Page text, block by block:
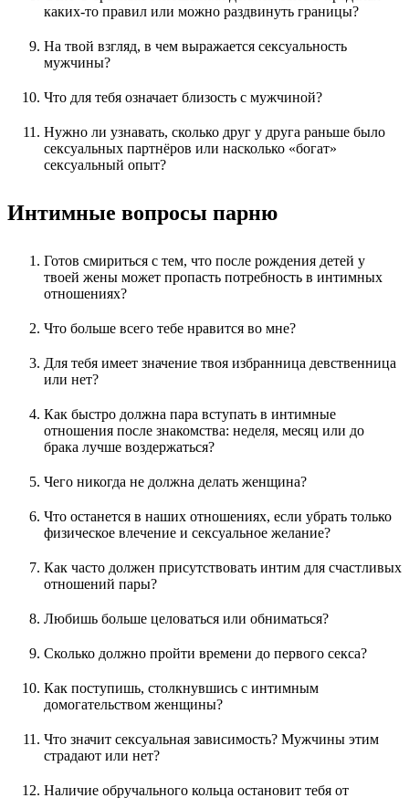
каких-то правил или можно раздвинуть границы?
На твой взгляд, в чем выражается сексуальность
мужчины?
Что для тебя означает близость с мужчиной?
Нужно ли узнавать, сколько друг у друга раньше было
сексуальных партнёров или насколько «богат»
сексуальный опыт?
Интимные вопросы парню
Готов смириться с тем, что после рождения детей у
твоей жены может пропасть потребность в интимных
отношениях?
Что больше всего тебе нравится во мне?
Для тебя имеет значение твоя избранница девственница
или нет?
Как быстро должна пара вступать в интимные
отношения после знакомства: неделя, месяц или до
брака лучше воздержаться?
Чего никогда не должна делать женщина?
Что останется в наших отношениях, если убрать только
физическое влечение и сексуальное желание?
Как часто должен присутствовать интим для счастливых
отношений пары?
Любишь больше целоваться или обниматься?
Сколько должно пройти времени до первого секса?
Как поступишь, столкнувшись с интимным
домогательством женщины?
Что значит сексуальная зависимость? Мужчины этим
страдают или нет?
Наличие обручального кольца остановит тебя от